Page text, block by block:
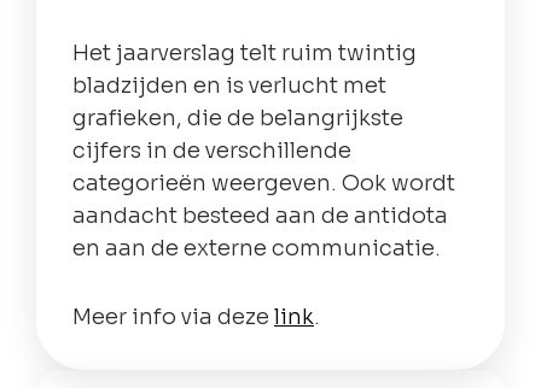
Het jaarverslag telt ruim twintig
bladzijden en is verlucht met
grafieken, die de belangrijkste
cijfers in de verschillende
categorieën weergeven. Ook wordt
aandacht besteed aan de antidota
en aan de externe communicatie.
Meer info via deze link.